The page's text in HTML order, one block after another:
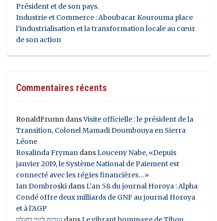
Président et de son pays.
Industrie et Commerce : Aboubacar Kourouma place
l’industrialisation et la transformation locale au cœur
de son action
Commentaires récents
RonaldFrumn dansVisite officielle : le président de la
Transition, Colonel Mamadi Doumbouya en Sierra
Léone
Rosalinda Fryman dansLouceny Nabe, «Depuis
janvier 2019, le Système National de Paiement est
connecté avec les régies financières…»
Ian Dombroski dansL’an 58 du journal Horoya : Alpha
Condé offre deux milliards de GNF au journal Horoya
et à l’AGP